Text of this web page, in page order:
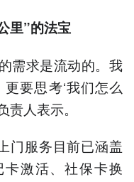
里”的法宝
需求是流动的。我
要思考‘我们怎么
责人表示。
门服务目前已涵盖
激活、社保卡换